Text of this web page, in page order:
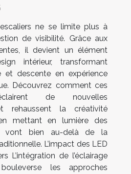
ne se limite plus à
de visibilité. Grâce aux
il devient un élément
intérieur, transformant
et descente en expérience
Découvrez comment ces
de nouvelles
rehaussent la créativité
mettant en lumière des
vont bien au-delà de la
L’impact des LED
L’intégration de l’éclairage
les approches